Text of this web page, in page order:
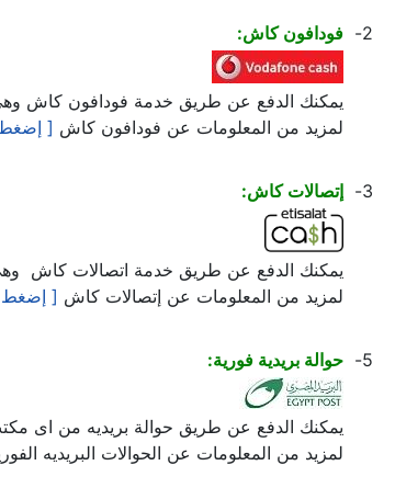
2- فودافون كاش:
يمكنك الدفع عن طريق خدمة فودافون كاش وهى
لمزيد من المعلومات عن فودافون كاش [
3- إتصالات كاش:
يمكنك الدفع عن طريق خدمة اتصالات كاش وهى
لمزيد من المعلومات عن إتصالات كاش [ إضغط
5- حوالة بريدية فورية:
يمكنك الدفع عن طريق حوالة بريديه من اى
لمزيد من المعلومات عن الحوالات البريديه